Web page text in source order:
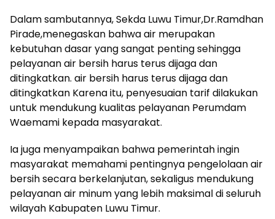
Dalam sambutannya, Sekda Luwu Timur,Dr.Ramdhan
Pirade,menegaskan bahwa air merupakan
kebutuhan dasar yang sangat penting sehingga
pelayanan air bersih harus terus dijaga dan
ditingkatkan. air bersih harus terus dijaga dan
ditingkatkan Karena itu, penyesuaian tarif dilakukan
untuk mendukung kualitas pelayanan Perumdam
Waemami kepada masyarakat.
Ia juga menyampaikan bahwa pemerintah ingin
masyarakat memahami pentingnya pengelolaan air
bersih secara berkelanjutan, sekaligus mendukung
pelayanan air minum yang lebih maksimal di seluruh
wilayah Kabupaten Luwu Timur.